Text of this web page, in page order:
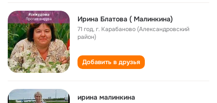
Ирина Блатова ( Малинкина)
71 год,г. Карабаново (Александровский
район)
Добавить в друзья
ирина малинкина